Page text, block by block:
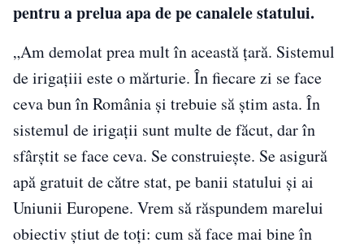
pentru a prelua apa de pe canalele statului.
„Am demolat prea mult în această țară. Sistemul
de irigațiii este o mărturie. În fiecare zi se face
ceva bun în România și trebuie să știm asta. În
sistemul de irigații sunt multe de făcut, dar în
sfârștit se face ceva. Se construiește. Se asigură
apă gratuit de către stat, pe banii statului și ai
Uniunii Europene. Vrem să răspundem marelui
obiectiv știut de toți: cum să face mai bine în